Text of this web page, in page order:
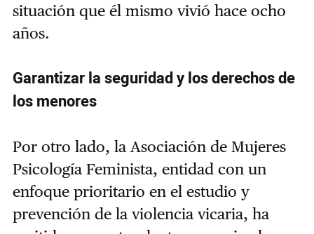
situación que él mismo vivió hace ocho
años.
Garantizar la seguridad y los derechos de
los menores
Por otro lado, la Asociación de Mujeres
Psicología Feminista, entidad con un
enfoque prioritario en el estudio y
prevención de la violencia vicaria, ha